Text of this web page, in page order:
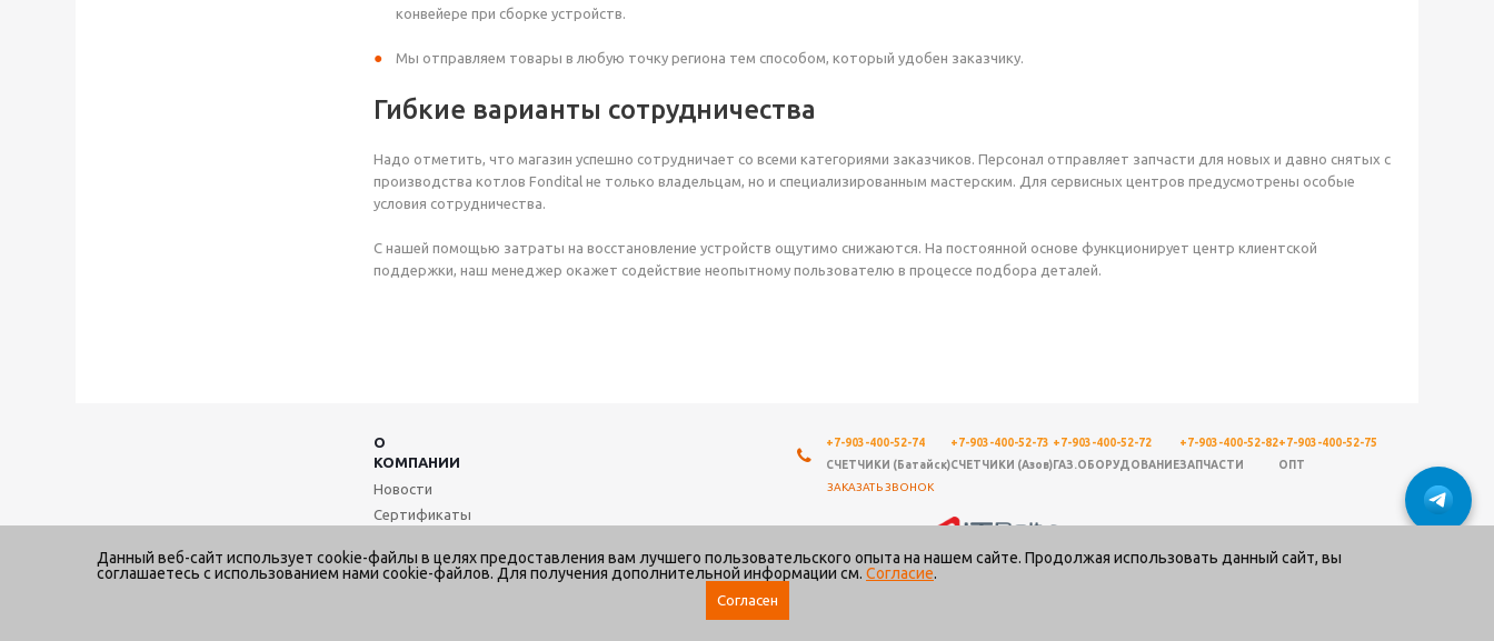
конвейере при сборке устройств.
Мы отправляем товары в любую точку региона тем способом, который удобен заказчику.
Гибкие варианты сотрудничества
Надо отметить, что магазин успешно сотрудничает со всеми категориями заказчиков. Персонал отправляет запчасти для новых и давно снятых с
производства котлов Fondital не только владельцам, но и специализированным мастерским. Для сервисных центров предусмотрены особые
условия сотрудничества.
С нашей помощью затраты на восстановление устройств ощутимо снижаются. На постоянной основе функционирует центр клиентской
поддержки, наш менеджер окажет содействие неопытному пользователю в процессе подбора деталей.
О
КОМПАНИИ
Новости
Сертификаты
конфиденциальности
+7-903-400-52-74
СЧЕТЧИКИ (Батайск)
+7-903-400-52-73
СЧЕТЧИКИ (Азов)
+7-903-400-52-72
ГАЗ.ОБОРУДОВАНИЕ
+7-903-400-52-82
ЗАПЧАСТИ
+7-903-400-52-75
ОПТ
ЗАКАЗАТЬ ЗВОНОК
Данный веб-сайт использует cookie-файлы в целях предоставления вам лучшего пользовательского опыта на нашем сайте. Продолжая использовать данный сайт, вы
соглашаетесь с использованием нами cookie-файлов. Для получения дополнительной информации см. Согласие.
Согласен